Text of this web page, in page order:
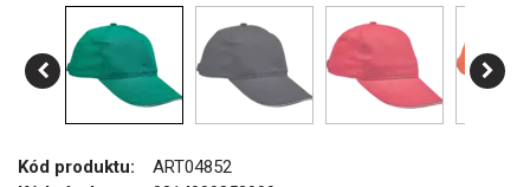
Kód produktu:
ART04852